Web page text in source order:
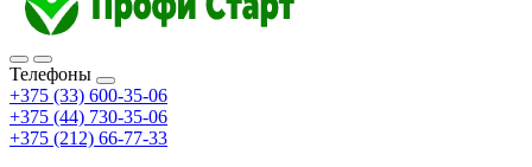
Телефоны
+375 (33) 600-35-06
+375 (44) 730-35-06
+375 (212) 66-77-33